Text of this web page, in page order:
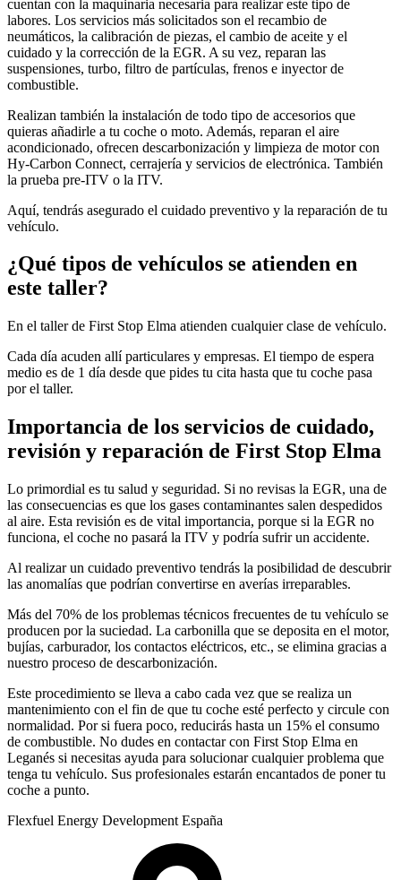
cuentan con la maquinaria necesaria para realizar este tipo de
labores. Los servicios más solicitados son el recambio de
neumáticos, la calibración de piezas, el cambio de aceite y el
cuidado y la corrección de la EGR. A su vez, reparan las
suspensiones, turbo, filtro de partículas, frenos e inyector de
combustible.
Realizan también la instalación de todo tipo de accesorios que
quieras añadirle a tu coche o moto. Además, reparan el aire
acondicionado, ofrecen descarbonización y limpieza de motor con
Hy-Carbon Connect, cerrajería y servicios de electrónica. También
la prueba pre-ITV o la ITV.
Aquí, tendrás asegurado el cuidado preventivo y la reparación de tu
vehículo.
¿Qué tipos de vehículos se atienden en
este taller?
En el taller de First Stop Elma atienden cualquier clase de vehículo.
Cada día acuden allí particulares y empresas. El tiempo de espera
medio es de 1 día desde que pides tu cita hasta que tu coche pasa
por el taller.
Importancia de los servicios de cuidado,
revisión y reparación de First Stop Elma
Lo primordial es tu salud y seguridad. Si no revisas la EGR, una de
las consecuencias es que los gases contaminantes salen despedidos
al aire. Esta revisión es de vital importancia, porque si la EGR no
funciona, el coche no pasará la ITV y podría sufrir un accidente.
Al realizar un cuidado preventivo tendrás la posibilidad de descubrir
las anomalías que podrían convertirse en averías irreparables.
Más del 70% de los problemas técnicos frecuentes de tu vehículo se
producen por la suciedad. La carbonilla que se deposita en el motor,
bujías, carburador, los contactos eléctricos, etc., se elimina gracias a
nuestro proceso de descarbonización.
Este procedimiento se lleva a cabo cada vez que se realiza un
mantenimiento con el fin de que tu coche esté perfecto y circule con
normalidad. Por si fuera poco, reducirás hasta un 15% el consumo
de combustible. No dudes en contactar con First Stop Elma en
Leganés si necesitas ayuda para solucionar cualquier problema que
tenga tu vehículo. Sus profesionales estarán encantados de poner tu
coche a punto.
Flexfuel Energy Development España